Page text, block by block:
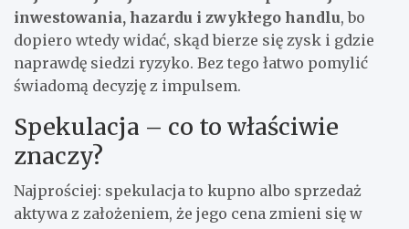
inwestowania, hazardu i zwykłego handlu, bo
dopiero wtedy widać, skąd bierze się zysk i gdzie
naprawdę siedzi ryzyko. Bez tego łatwo pomylić
świadomą decyzję z impulsem.
Spekulacja – co to właściwie
znaczy?
Najprościej: spekulacja to kupno albo sprzedaż
aktywa z założeniem, że jego cena zmieni się w